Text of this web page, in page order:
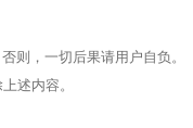
则，一切后果请用户自负。
述内容。